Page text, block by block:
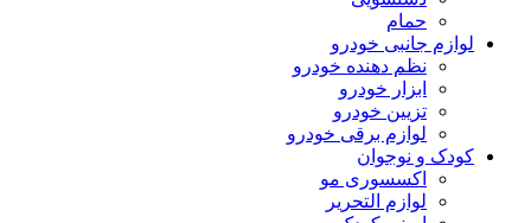
حمام
لوازم جانبی خودرو
نظم دهنده خودرو
ابزار خودرو
تزیین خودرو
لوازم برقی خودرو
کودک و نوجوان
اکسسوری مو
لوازم التحریر